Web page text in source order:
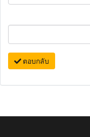
ตอบกลับ